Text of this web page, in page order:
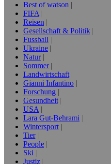
Best of watson
FIFA
Reisen
Gesellschaft & Politik
Fussball
Ukraine
Natur
Sommer
Landwirtschaft
Gianni Infantino
Forschung
Gesundheit
USA
Lara Gut-Behrami
Wintersport
Tier
People
Ski
Justiz